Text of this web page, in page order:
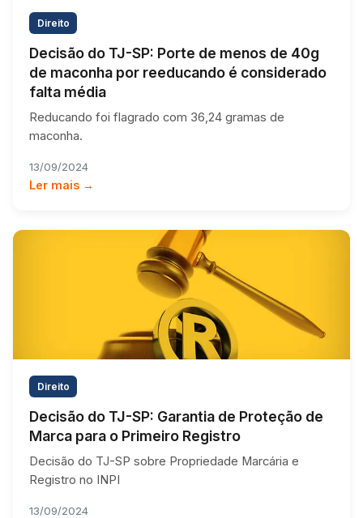
Direito
Decisão do TJ-SP: Porte de menos de 40g
de maconha por reeducando é considerado
falta média
Reducando foi flagrado com 36,24 gramas de
maconha.
13/09/2024
Ler mais →
Direito
Decisão do TJ-SP: Garantia de Proteção de
Marca para o Primeiro Registro
Decisão do TJ-SP sobre Propriedade Marcária e
Registro no INPI
13/09/2024